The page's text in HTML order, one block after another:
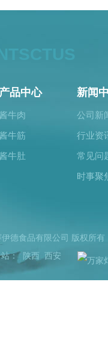
产品中心
牛肉
牛筋
牛肚
新闻
公司新
行业资
常见问
时事聚
伊德食品有限公司 版权所
： 陕西 西安